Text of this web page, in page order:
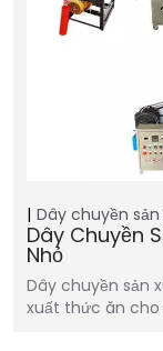
Dây chuyền
Dây Chuyền
Nhỏ
Dây chuyền sản
xuất thức ăn